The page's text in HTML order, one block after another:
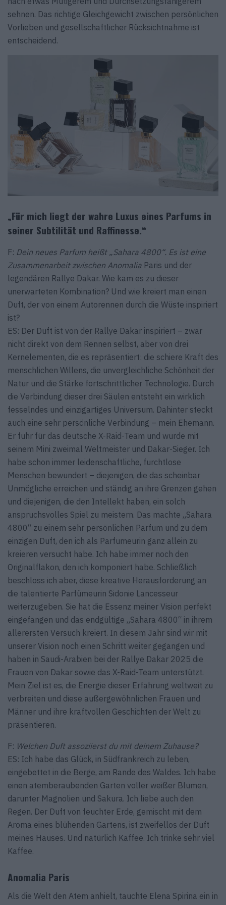
sehnen. Das richtige Gleichgewicht zwischen persönlichen
Vorlieben und gesellschaftlicher Rücksichtnahme ist
entscheidend.
„Für mich liegt der wahre Luxus eines Parfums in
seiner Subtilität und Raffinesse.“
F: Dein neues Parfum heißt „Sahara 4800“. Es ist eine
Zusammenarbeit zwischen Anomalia Paris und der
legendären Rallye Dakar. Wie kam es zu dieser
unerwarteten Kombination? Und wie kreiert man einen
Duft, der von einem Autorennen durch die Wüste inspiriert
ist?
ES: Der Duft ist von der Rallye Dakar inspiriert – zwar
nicht direkt von dem Rennen selbst, aber von drei
Kernelementen, die es repräsentiert: die schiere Kraft des
menschlichen Willens, die unvergleichliche Schönheit der
Natur und die Stärke fortschrittlicher Technologie. Durch
die Verbindung dieser drei Säulen entsteht ein wirklich
fesselndes und einzigartiges Universum. Dahinter steckt
auch eine sehr persönliche Verbindung – mein Ehemann.
Er fuhr für das deutsche X-Raid-Team und wurde mit
seinem Mini zweimal Weltmeister und Dakar-Sieger. Ich
habe schon immer leidenschaftliche, furchtlose
Menschen bewundert – diejenigen, die das scheinbar
Unmögliche erreichen und ständig an ihre Grenzen gehen
und diejenigen, die den Intellekt haben, ein solch
anspruchsvolles Spiel zu meistern. Das machte „Sahara
4800“ zu einem sehr persönlichen Parfum und zu dem
einzigen Duft, den ich als Parfumeurin ganz allein zu
kreieren versucht habe. Ich habe immer noch den
Originalflakon, den ich komponiert habe. Schließlich
beschloss ich aber, diese kreative Herausforderung an
die talentierte Parfümeurin Sidonie Lancesseur
weiterzugeben. Sie hat die Essenz meiner Vision perfekt
eingefangen und das endgültige „Sahara 4800“ in ihrem
allerersten Versuch kreiert. In diesem Jahr sind wir mit
unserer Vision noch einen Schritt weiter gegangen und
haben in Saudi-Arabien bei der Rallye Dakar 2025 die
Frauen von Dakar sowie das X-Raid-Team unterstützt.
Mein Ziel ist es, die Energie dieser Erfahrung weltweit zu
verbreiten und diese außergewöhnlichen Frauen und
Männer und ihre kraftvollen Geschichten der Welt zu
präsentieren.
F: Welchen Duft assoziierst du mit deinem Zuhause?
ES: Ich habe das Glück, in Südfrankreich zu leben,
eingebettet in die Berge, am Rande des Waldes. Ich habe
einen atemberaubenden Garten voller weißer Blumen,
darunter Magnolien und Sakura. Ich liebe auch den
Regen. Der Duft von feuchter Erde, gemischt mit dem
Aroma eines blühenden Gartens, ist zweifellos der Duft
meines Hauses. Und natürlich Kaffee. Ich trinke sehr viel
Kaffee.
Anomalia Paris
Als die Welt den Atem anhielt, tauchte Elena Spirina ein in